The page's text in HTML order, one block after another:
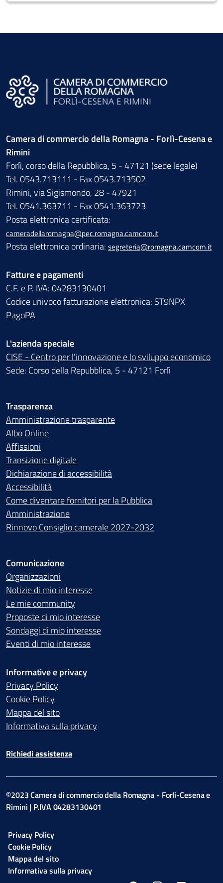
Camera di commercio della Romagna - Forlì-Cesena e
Rimini
Forlì, corso della Repubblica, 5 - 47121 (sede legale)
Tel. 0543.713111 - Fax 0543.713502
Rimini, via Sigismondo, 28 - 47921
Tel. 0541.363711 - Fax 0541.363723
Posta elettronica certificata:
cameradellaromagna@pec.romagna.camcom.it
Posta elettronica ordinaria: segreteria@romagna.camcom.it
Fatture e pagamenti
C.F. e P. IVA: 04283130401
Codice univoco fatturazione elettronica: ST9NPX
PagoPA
L'azienda speciale
CISE - Centro per l'innovazione e lo sviluppo economico
Sede: Corso della Repubblica, 5 - 47121 Forlì
Trasparenza
Amministrazione trasparente
Albo Online
Affissioni
Transizione digitale
Dichiarazione di accessibilità
Accessibilità
Come diventare fornitori per la Pubblica
Amministrazione
Rinnovo Consiglio camerale 2027-2032
Comunicazione
Organizzazioni
Notizie di mio interesse
Le mie community
Proposte di mio interesse
Sondaggi di mio interesse
Eventi di mio interesse
Informative e privacy
Privacy Policy
Cookie Policy
Mappa del sito
Informativa sulla privacy
Richiedi assistenza
©2023 Camera di commercio della Romagna - Forli-Cesena e
Rimini | P.IVA 04283130401
Privacy Policy
Cookie Policy
Mappa del sito
Informativa sulla privacy